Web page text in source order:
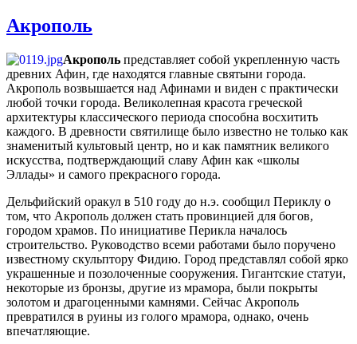
Акрополь
Акрополь представляет собой укрепленную часть
древних Афин, где находятся главные святыни города.
Акрополь возвышается над Афинами и виден с практически
любой точки города. Великолепная красота греческой
архитектуры классического периода способна восхитить
каждого. В древности святилище было известно не только как
знаменитый культовый центр, но и как памятник великого
искусства, подтверждающий славу Афин как «школы
Эллады» и самого прекрасного города.
Дельфийский оракул в 510 году до н.э. сообщил Периклу о
том, что Акрополь должен стать провинцией для богов,
городом храмов. По инициативе Перикла началось
строительство. Руководство всеми работами было поручено
известному скульптору Фидию. Город представлял собой ярко
украшенные и позолоченные сооружения. Гигантские статуи,
некоторые из бронзы, другие из мрамора, были покрыты
золотом и драгоценными камнями. Сейчас Акрополь
превратился в руины из голого мрамора, однако, очень
впечатляющие.